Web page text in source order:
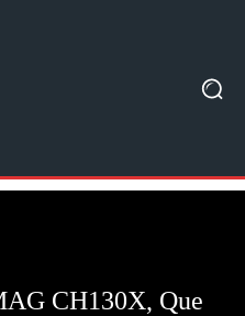
CH130X, Que